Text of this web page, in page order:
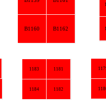
B1160 B1162
1181
1182